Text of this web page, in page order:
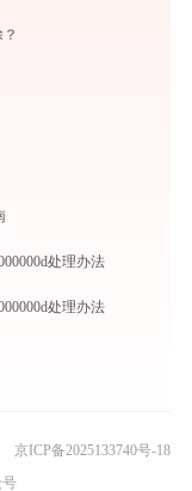
处理办法
处理办法
京ICP备2025133740号-18
号